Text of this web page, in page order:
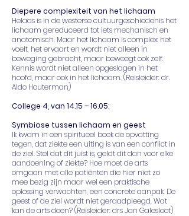
Diepere complexiteit van het lichaam
Helaas is in de westerse cultuurgeschiedenis het
lichaam gereduceerd tot iets mechanisch en
anatomisch. Maar het lichaam is complex: het
voelt, het ervaart en wordt niet alleen in
beweging gebracht, maar beweegt ook zelf.
Kennis wordt niet alleen opgeslagen in het
hoofd, maar ook in het lichaam. (Reisleider: dr.
Aldo Houterman)
College 4, van 14.15 – 16.05:
Symbiose tussen lichaam en geest
Ik kwam in een spiritueel boek de opvatting
tegen, dat ziekte een uiting is van een conflict in
de ziel. Stel dat dit juist is, geldt dit dan voor elke
aandoening of ziekte? Hoe moet de arts
omgaan met alle patiënten die hier niet zo
mee bezig zijn maar wel een praktische
oplossing verwachten, een concrete aanpak. De
geest of de ziel wordt niet geraadpleegd. Wat
kan de arts doen? (Reisleider: drs Jan Galesloot)